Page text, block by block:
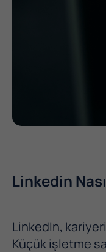
Linkedin
LinkedIn,
Küçük işletme